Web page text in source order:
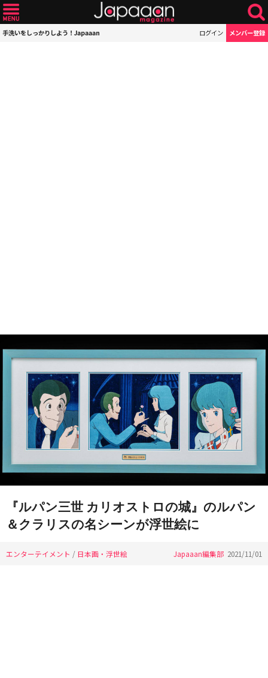
手洗いをしっかりしよう！Japaaan ログイン メンバー登録
『ルパン三世 カリオストロの城』のルパン
＆クラリスの名シーンが浮世絵に
エンターテイメント / 日本画・浮世絵 Japaaan編集部 2021/11/01